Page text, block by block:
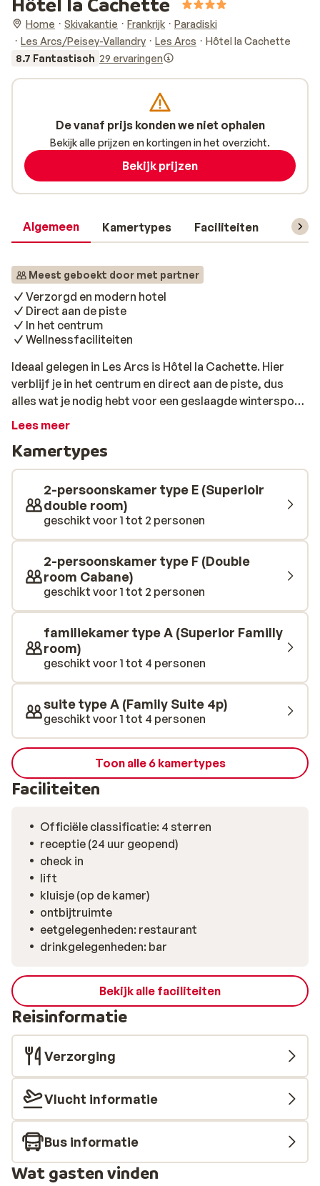
Home Skivakantie Frankrijk
Paradiski
Les Arcs/Peisey-Vallandry
Les Arcs
Hôtel la Cachette
8.7 Fantastisch 29 ervaringen
Algemeen Kamertypes Faciliteiten
Meest geboekt door met partner
Verzorgd en modern hotel
Direct aan de piste
In het centrum
Wellnessfaciliteiten
Ideaal gelegen in Les Arcs is Hôtel la Cachette. Hier
verblijf je in het centrum en direct aan de piste, dus
alles wat je nodig hebt voor een geslaagde wintersport
is binnen handbereik. De kamers zijn netjes,
kamers met balkon heb je een prachtig uitzicht op de
pistes. De kamers zonder balkon hebben een mooi
uitzicht op het dal. Het hotel heeft een eigen restaurant
waar je heerlijk terecht kunt om te genieten van alle
smaken. En dat alles onder het genot van een
panoramisch uitzicht vanuit het restaurant. Ben je na
een actieve dag op de piste toe aan wat ontspanning?
Dan kun je terecht in de sauna van Hôtel la Cachette,
waar je weer helemaal op temperatuur kunt komen en
relaxen. Zo start je weer fris aan een nieuwe dag.
Lees meer
Kamertypes
2-persoonskamer type E (Superioir
double room)
geschikt voor 1 tot 2 personen
2-persoonskamer type F (Double
room Cabane)
geschikt voor 1 tot 2 personen
familiekamer type A (Superior Familly
room)
geschikt voor 1 tot 4 personen
suite type A (Family Suite 4p)
geschikt voor 1 tot 4 personen
Toon alle 6 kamertypes
Faciliteiten
Officiële classificatie: 4 sterren
receptie (24 uur geopend)
check in
lift
kluisje (op de kamer)
ontbijtruimte
eetgelegenheden: restaurant
drinkgelegenheden: bar
Bekijk alle faciliteiten
Reisinformatie
Verzorging
Vlucht informatie
Bus informatie
Wat gasten vinden
De vanaf prijs konden we niet ophalen
Bekijk alle prijzen en kortingen in het overzicht.
Bekijk prijzen